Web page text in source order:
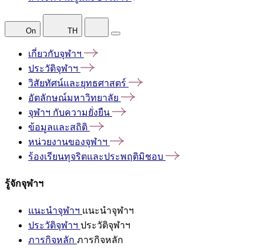
On TH
เกี่ยวกับจุฬาฯ
ประวัติจุฬาฯ
วิสัยทัศน์และยุทธศาสตร์
อัตลักษณ์มหาวิทยาลัย
จุฬาฯ กับความยั่งยืน
ข้อมูลและสถิติ
หน่วยงานของจุฬาฯ
ร้องเรียนทุจริตและประพฤติมิชอบ
รู้จักจุฬาฯ
แนะนำจุฬาฯ แนะนำจุฬาฯ
ประวัติจุฬาฯ ประวัติจุฬาฯ
ภารกิจหลัก ภารกิจหลัก